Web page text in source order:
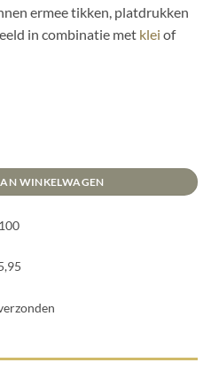
ermee tikken, platdrukken
in combinatie met klei of
WINKELWAGEN